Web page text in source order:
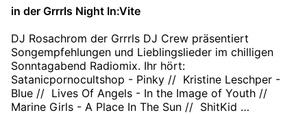
in der Grrrls Night In:Vite
DJ Rosachrom der Grrrls DJ Crew präsentiert
Songempfehlungen und Lieblingslieder im chilligen
Sonntagabend Radiomix. Ihr hört:
Satanicpornocultshop - Pinky // Kristine Leschper -
Blue // Lives Of Angels - In the Image of Youth //
Marine Girls - A Place In The Sun // ShitKid …